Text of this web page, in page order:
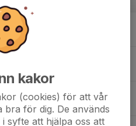
v.12
kakor
(cookies) för att vår
bra för dig. De används
syfte att hjälpa oss att